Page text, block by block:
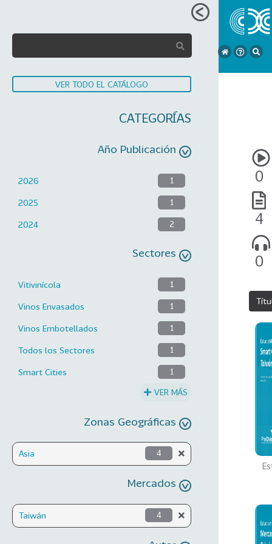
VER TODO EL CATÁLOGO
CATEGORÍAS
Año Publicación
2026 1
2025 1
2024 2
Sectores
Vitivinícola 1
Vinos Envasados 1
Vinos Embotellados 1
Todos los Sectores 1
Smart Cities 1
VER MÁS
Zonas Geográficas
Asia 4
Mercados
Taiwán 4
0
4
0